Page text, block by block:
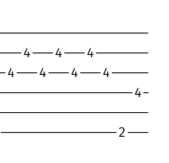
4---4---4-------
4---4---4---4-----
4-
2---